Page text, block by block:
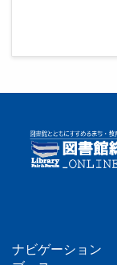
ナビゲーション